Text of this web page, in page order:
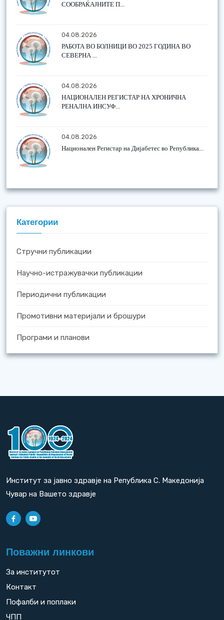
СООБРАЌАЈНИТЕ П...
04.08.2026
РАБОТА ВО БОЛНИЦИ ВО 2025 ГОДИНА ВО
СЕВЕРНА ...
04.08.2026
НАЦИОНАЛЕН РЕГИСТАР НА ХРОНИЧНА
РЕНАЛНА ИНСУФ...
04.08.2026
Национален Регистар на Дијабетес во Република...
Категории
Стручни публикации
Научно-истражувачки публикации
Периодични публикации
Промотивни материјали и брошури
Програми и планови
Институт за јавно здравје на Република С. Македонија
Чувар на Вашето здравје
Поважни линкови
За институтот
Контакт
Пофалби и поплаки
ЧПП